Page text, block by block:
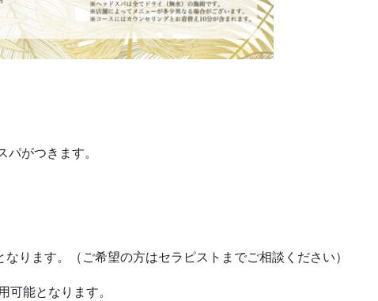
がつきます。
ります。（ご希望の方はセラピストまでご相談ください）
能となります。